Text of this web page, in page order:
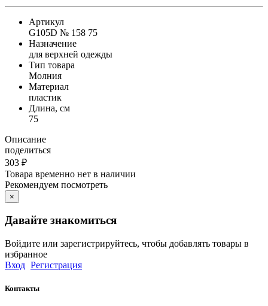
Артикул
G105D № 158 75
Назначение
для верхней одежды
Тип товара
Молния
Материал
пластик
Длина, см
75
Описание
поделиться
303 ₽
Товара временно нет в наличии
Рекомендуем посмотреть
×
Давайте знакомиться
Войдите или зарегистрируйтесь, чтобы добавлять товары в
избранное
Вход Регистрация
Контакты